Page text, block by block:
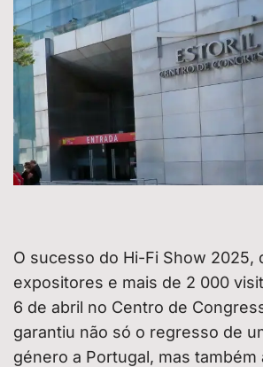
O sucesso do Hi-Fi Show 2025,
expositores e mais de 2 000
6 de abril no Centro de
garantiu não só o regresso de
género a Portugal, mas também